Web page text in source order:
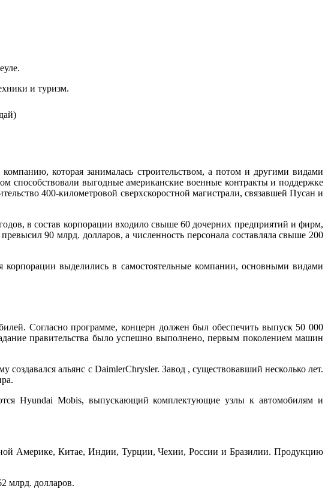
и туризм.
которая занималась строительством, а потом и другими видами
выгодные американские военные контракты и поддержке
400-километровой сверхскоростной магистрали, связавшей Пусан и
в состав корпорации входило свыше 60 дочерних предприятий и фирм,
90 млрд. долларов, а численность персонала составляла свыше 200
корпорации выделились в самостоятельные компании, основными видами
Согласно программе, концерн должен был обеспечить выпуск 50 000
правительства было успешно выполнено, первым поколением машин
альянс с DaimlerChrysler. Завод , существовавший несколько лет.
Hyundai Mobis, выпускающий комплектующие узлы к автомобилям и
Америке, Китае, Индии, Турции, Чехии, России и Бразилии. Продукцию
млрд. долларов.